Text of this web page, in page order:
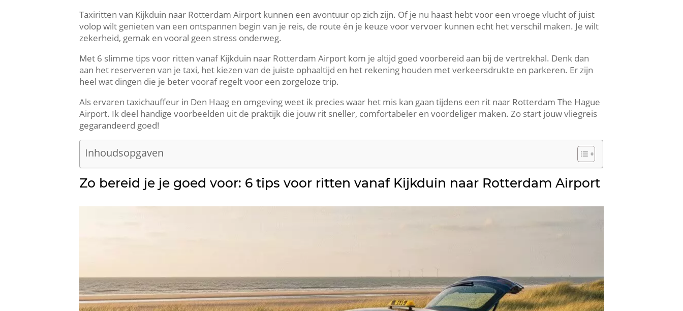
Taxiritten van Kijkduin naar Rotterdam Airport kunnen een avontuur op zich zijn. Of je nu haast hebt voor een vroege vlucht of juist
volop wilt genieten van een ontspannen begin van je reis, de route én je keuze voor vervoer kunnen echt het verschil maken. Je wilt
zekerheid, gemak en vooral geen stress onderweg.
Met 6 slimme tips voor ritten vanaf Kijkduin naar Rotterdam Airport kom je altijd goed voorbereid aan bij de vertrekhal. Denk dan
aan het reserveren van je taxi, het kiezen van de juiste ophaaltijd en het rekening houden met verkeersdrukte en parkeren. Er zijn
heel wat dingen die je beter vooraf regelt voor een zorgeloze trip.
Als ervaren taxichauffeur in Den Haag en omgeving weet ik precies waar het mis kan gaan tijdens een rit naar Rotterdam The Hague
Airport. Ik deel handige voorbeelden uit de praktijk die jouw rit sneller, comfortabeler en voordeliger maken. Zo start jouw vliegreis
gegarandeerd goed!
Inhoudsopgaven
Zo bereid je je goed voor: 6 tips voor ritten vanaf Kijkduin naar Rotterdam Airport